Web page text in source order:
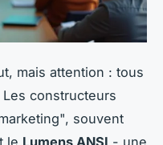
mais attention : tous
constructeurs
souvent
le Lumens ANSI - une